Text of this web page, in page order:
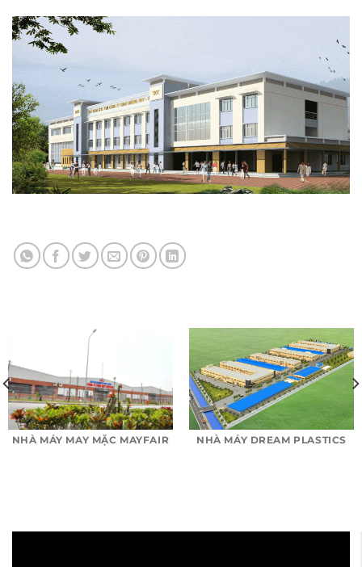
NHÀ MÁY MAY MẶC MAYFAIR NHÀ MÁY DREAM PLASTICS